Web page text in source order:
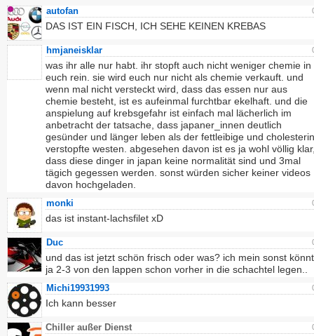
autofan
DAS IST EIN FISCH, ICH SEHE KEINEN KREBAS
hmjaneisklar
was ihr alle nur habt. ihr stopft auch nicht weniger chemie in
euch rein. sie wird euch nur nicht als chemie verkauft. und
wenn mal nicht versteckt wird, dass das essen nur aus
chemie besteht, ist es aufeinmal furchtbar ekelhaft. und die
anspielung auf krebsgefahr ist einfach mal lächerlich im
anbetracht der tatsache, dass japaner_innen deutlich
gesünder und länger leben als der fettleibige und
verstopfte westen. abgesehen davon ist es ja wohl völlig
dass diese dinger in japan keine normalität sind und 3mal
tägich gegessen werden. sonst würden sicher keiner videos
davon hochgeladen.
monki
das ist instant-lachsfilet xD
Duc
und das ist jetzt schön frisch oder was? ich mein sonst
ja 2-3 von den lappen schon vorher in die schachtel legen..
Michi19931993
Ich kann besser
Chiller außer Dienst